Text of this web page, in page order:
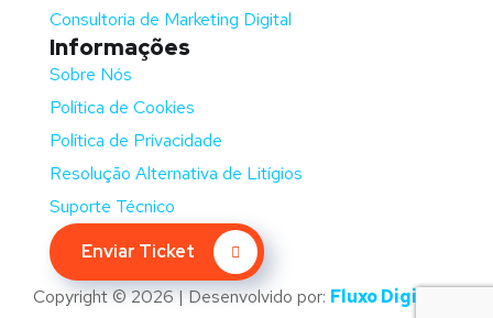
Consultoria de Marketing Digital
Informações
Sobre Nós
Política de Cookies
Política de Privacidade
Resolução Alternativa de Litígios
Suporte Técnico
Enviar Ticket
Copyright © 2026 | Desenvolvido por: Fluxo Digital –